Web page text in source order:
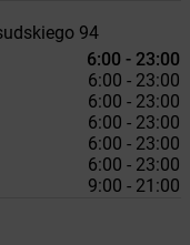
94
6:00 - 23:00
6:00 - 23:00
6:00 - 23:00
6:00 - 23:00
6:00 - 23:00
6:00 - 23:00
9:00 - 21:00